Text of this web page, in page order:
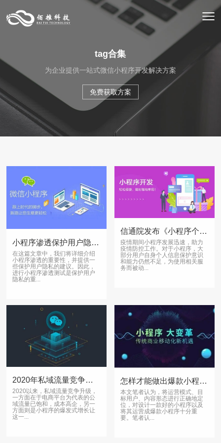
tag合集
为企业提供一站式微信小程序开发解决方案
免费获取方案
小程序渗透保护用户隐私，关键建议！
在这篇文章中，我们将详细介绍
小程序渗透的重要性，并提供一
些保护用户隐私的建议。因此，
进行小程序渗透测试是保护用户
隐私的重...
信通院发布《小程序个人信息保护研究报告》
疫情期间小程序发展迅速，助力
疫情防控工作。对于小程序，大
部分用户自身个人信息保护意识
和能力仍然不足，为使用相关服
务而被动...
2020年私域流量竞争升级10个GMV破百亿小程序
2020以来，私域流量竞争升级，
一方面在于电商平台为代表的公
域流量已饱和，成本高企，另一
方面则是小程序的爆发式增长让
这一...
怎样才能做出爆款小程序？运营套路
本文笔者认为，将运营模式、目
标用户、内容形态进行正确地定
位，对设计一款好的小程序以及
将其运营成爆款小程序十分重
要。笔者认...